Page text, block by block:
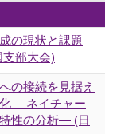
の現状と課題
部大会)
の接続を見据え
―ネイチャー
性の分析― (日